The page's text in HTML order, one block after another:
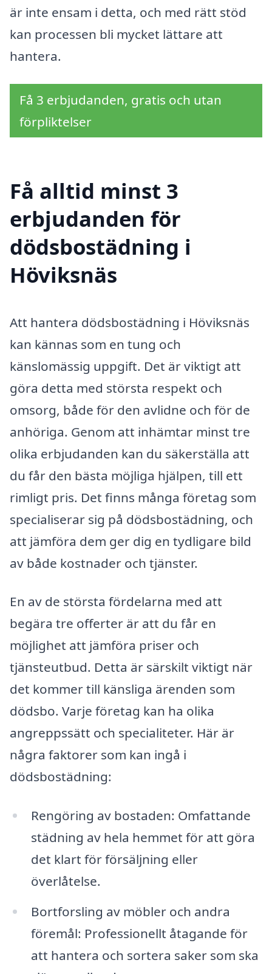
är inte ensam i detta, och med rätt stöd
kan processen bli mycket lättare att
hantera.
Få 3 erbjudanden, gratis och utan
förpliktelser
Få alltid minst 3
erbjudanden för
dödsbostädning i
Höviksnäs
Att hantera dödsbostädning i Höviksnäs
kan kännas som en tung och
känslomässig uppgift. Det är viktigt att
göra detta med största respekt och
omsorg, både för den avlidne och för de
anhöriga. Genom att inhämtar minst tre
olika erbjudanden kan du säkerställa att
du får den bästa möjliga hjälpen, till ett
rimligt pris. Det finns många företag som
specialiserar sig på dödsbostädning, och
att jämföra dem ger dig en tydligare bild
av både kostnader och tjänster.
En av de största fördelarna med att
begära tre offerter är att du får en
möjlighet att jämföra priser och
tjänsteutbud. Detta är särskilt viktigt när
det kommer till känsliga ärenden som
dödsbo. Varje företag kan ha olika
angreppssätt och specialiteter. Här är
några faktorer som kan ingå i
dödsbostädning:
Rengöring av bostaden: Omfattande
städning av hela hemmet för att göra
det klart för försäljning eller
överlåtelse.
Bortforsling av möbler och andra
föremål: Professionellt åtagande för
att hantera och sortera saker som ska